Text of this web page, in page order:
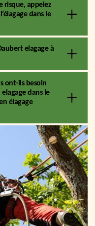
risque, appelez
dans le
elagage à
ont-ils besoin
dans le
élagage